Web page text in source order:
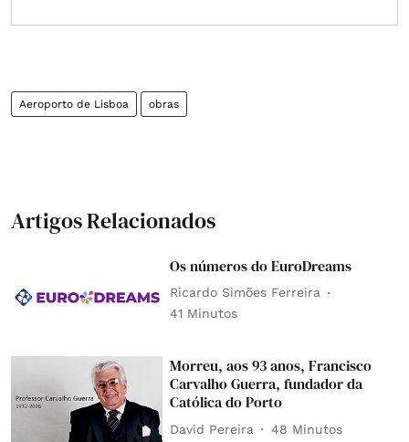
Aeroporto de Lisboa obras
Artigos Relacionados
Os números do EuroDreams
Ricardo Simões Ferreira
41 Minutos
Morreu, aos 93 anos, Francisco
Carvalho Guerra, fundador da
Católica do Porto
David Pereira 48 Minutos